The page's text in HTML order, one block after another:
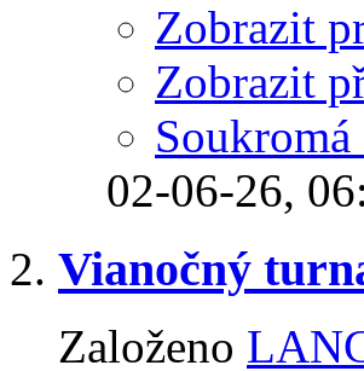
Zobrazit
Zobrazit
Soukromá
02-06-26,
Vianočný
Založeno